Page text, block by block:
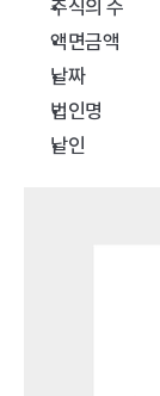
주식의 수
액면금액
날짜
법인명
날인